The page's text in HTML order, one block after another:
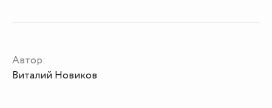
Автор:
Виталий Новиков